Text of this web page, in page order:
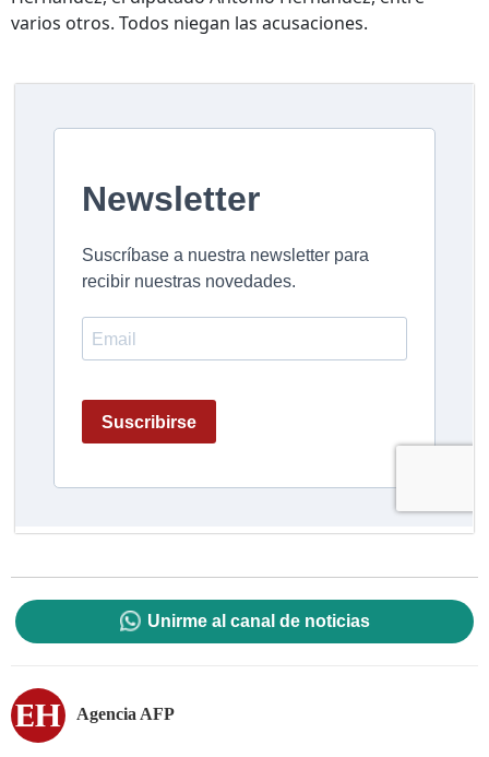
varios otros. Todos niegan las acusaciones.
Unirme al canal de noticias
Agencia AFP